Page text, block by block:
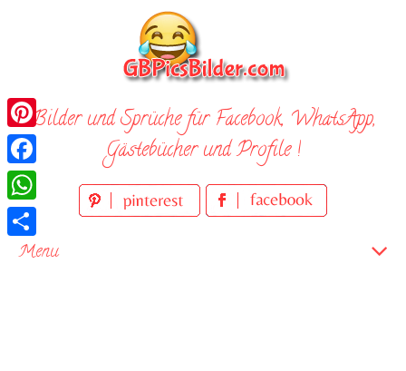
Bilder und Sprüche für Facebook, WhatsApp,
Gästebücher und Profile !
Menu
Pinterest
Facebook
WhatsApp
Teilen